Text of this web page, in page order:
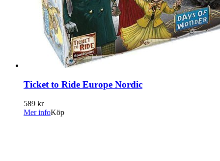
Ticket to Ride Europe Nordic
589 kr
Mer infoKöp